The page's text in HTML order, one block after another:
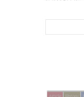
History